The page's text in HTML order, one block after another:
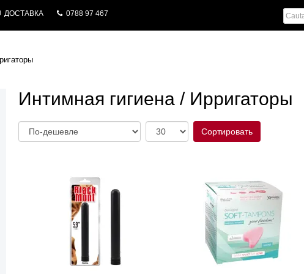
ДОСТАВКА 0788 97 467
Интимная гигиена / Ирригаторы
Сортировать